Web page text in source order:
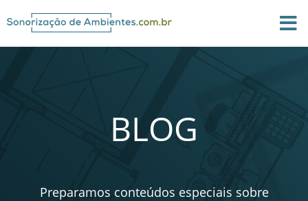
BLOG
Preparamos conteúdos especiais sobre